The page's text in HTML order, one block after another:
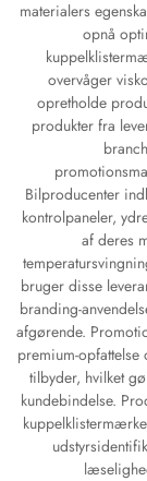
materialers
opnå
overvåger
opretholde
produkter fra
Bilproducenter
kontrolpaneler,
af deres
bruger disse
branding-
afgørende.
premium-
tilbyder, hvilket
kundebindelse.